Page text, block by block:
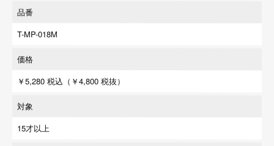
品番
T-MP-018M
価格
￥5,280税込（￥4,800 税抜）
対象
15才以上